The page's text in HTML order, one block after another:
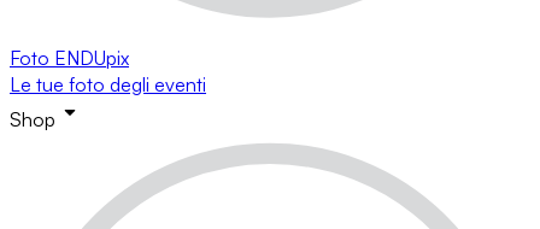
Foto ENDUpix
Le tue foto degli eventi
Shop